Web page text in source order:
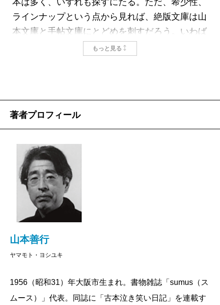
本芳雄は伊藤整の『日本文壇史』や『我が文学生
活』などの装幀も手掛けている。私はこの『中国
と私』を手に持ち、さすが岡本芳雄だなあ、と感
難い。
本に挟み込まれているのは「細川だより」だ。二
つ折りの簡単なものだけれど、本文の組版や使用
した用紙の詳しい説明があって、それは表紙の紋
様にまで及んでいる。ちなみに、この『中国と
私』の表紙紋様は、中国の民芸「窓花」より「西
瓜と鼠」をとったものだという。確かにカバーを
めくると西瓜の上にかわいい鼠が乗っていた。
値段を見ると、読む前にこれだけ楽しませてもら
って、なんと二百円だった。
もう一冊は文庫本。ソルジェニーツィン『イワ
カバーがちがうみたいだ。同じ作者の短編集『マ
トリョーナの家』のことなど思い出しながらカバ
本は多く、いずれも探すにたる。ただ、希少性、
ラインナップという点から見れば、絶版文庫は山
本文庫と手帖文庫にとどめを刺すだろう。いわば
両横綱である。と言っても、ご存じない方が大半
よりひと回り小さいのが特徴。翻訳者が素晴らし
（ボードレール『ポオ論』）、堀辰雄（アポリネ
ール『アムステルダムの水夫』）、立原道造（シ
ュトルム『林檎みのる頃』）などの名前が見え
る。
手帖文庫は昭和21（1946）年に地平社から刊
行されたもので、サイズが山本文庫よりさらに小
さい。戦後すぐのことで、紙の質も悪ければ、サ
イズもきちんと統一されてはいない。しかし、ラ
伏鱒二『詩集仲秋明月』、横光利一『小説シルク
ハット』、江戸川乱歩『探偵小説黒手組』、木々
もっと見る
著者プロフィール
山本善行
ヤマモト・ヨシユキ
1956（昭和31）年大阪市生まれ。書物雑誌「sumus（ス
ムース）」代表。同誌に「古本泣き笑い日記」を連載す